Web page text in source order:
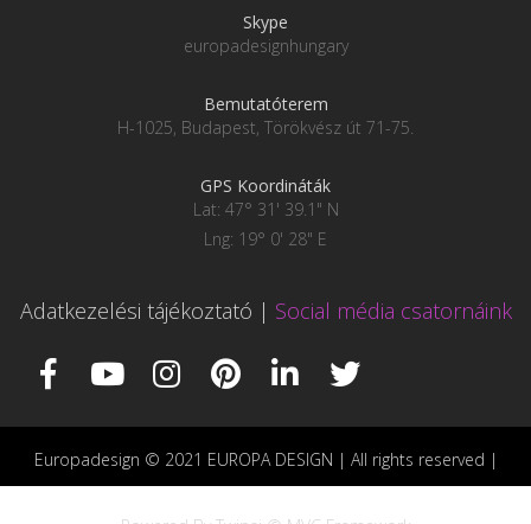
Skype
europadesignhungary
Bemutatóterem
H-1025, Budapest, Törökvész út 71-75.
GPS Koordináták
Lat: 47° 31' 39.1" N
Lng: 19° 0' 28" E
Adatkezelési tájékoztató | Social média csatornáink
Europadesign © 2021 EUROPA DESIGN | All rights reserved |